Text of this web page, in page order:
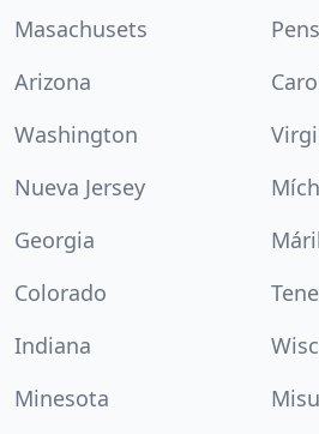
Masachusets
Arizona
Washington
Nueva Jersey
Georgia
Colorado
Indiana
Minesota